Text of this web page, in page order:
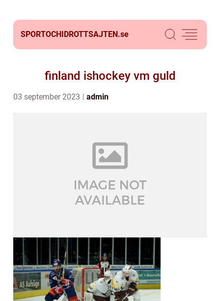
SPORTOCHIDROTTSAJTEN.se
finland ishockey vm guld
03 september 2023 admin